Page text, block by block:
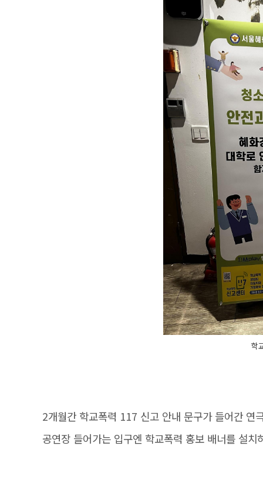
학
2개월간 학교폭력 117 신고 안내 문구가 들어간 연
공연장 들어가는 입구엔 학교폭력 홍보 배너를 설치